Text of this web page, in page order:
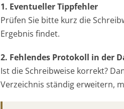
1. Eventueller Tippfehler
Prüfen Sie bitte kurz die
Ergebnis findet.
2. Fehlendes Protokoll in der
Ist die Schreibweise korrekt?
Verzeichnis ständig erweitern,